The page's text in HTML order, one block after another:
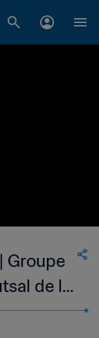
Groupe
de la
vidéo